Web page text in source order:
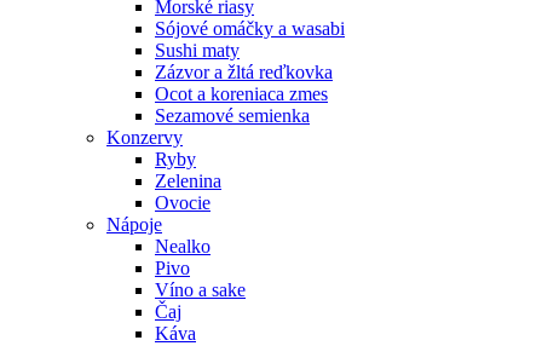
Morské riasy
Sójové omáčky a wasabi
Sushi maty
Zázvor a žltá reďkovka
Ocot a koreniaca zmes
Sezamové semienka
Konzervy
Ryby
Zelenina
Ovocie
Nápoje
Nealko
Pivo
Víno a sake
Čaj
Káva